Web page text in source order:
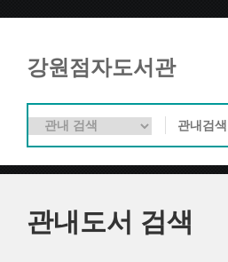
강원점자도서관
관내도서 검색